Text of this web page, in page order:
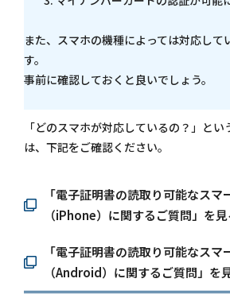
また、スマホの機種によっては対応して
す。
事前に確認しておくと良いでしょう。
「どのスマホが対応しているの？」と
は、下記をご確認ください。
「電子証明書の読取り可能なスマ
（iPhone）に関するご質問」を見
「電子証明書の読取り可能なスマ
（Android）に関するご質問」を